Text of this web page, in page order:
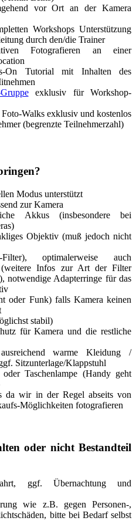
vor Ort an der Kamera
Workshops Unterstützung
durch den/die Trainer
Fotografieren an einer
On Tutorial mit Inhalten des
exklusiv für Workshop-
Walks exklusiv und kostenlos
(begrenzte Teilnehmerzahl)
Modus unterstützt
zur Kamera
Akkus (insbesondere bei
Objektiv (muß jedoch nicht
optimalerweise auch
(weitere Infos zur Art der Filter
notwendige Adapterringe für das
oder Funk) falls Kamera keinen
stabil)
für Kamera und die restliche
warme Kleidung /
Sitzunterlage/Klappstuhl
Taschenlampe (Handy geht
da wir in der Regel abseits von
Möglichkeiten fotografieren
oder nicht Bestandteil
ggf. Übernachtung und
wie z.B. gegen Personen-,
bitte bei Bedarf selbst